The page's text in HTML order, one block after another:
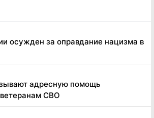
осужден за оправдание нацизма в
адресную помощь
СВО